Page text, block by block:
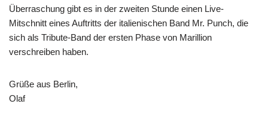
Überraschung gibt es in der zweiten Stunde einen Live-
Mitschnitt eines Auftritts der italienischen Band Mr. Punch, die
sich als Tribute-Band der ersten Phase von Marillion
verschreiben haben.
Grüße aus Berlin,
Olaf